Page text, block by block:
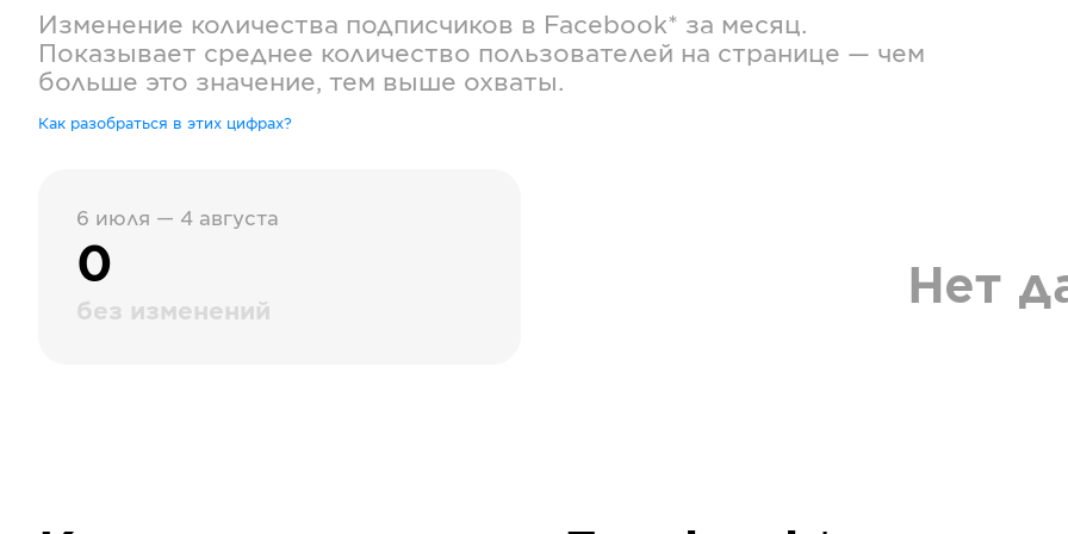
Изменение количества подписчиков в Facebook* за месяц.
Показывает среднее количество пользователей на странице — чем
больше это значение, тем выше охваты.
Как разобраться в этих цифрах?
6 июля — 4 августа
0
без изменений Нет